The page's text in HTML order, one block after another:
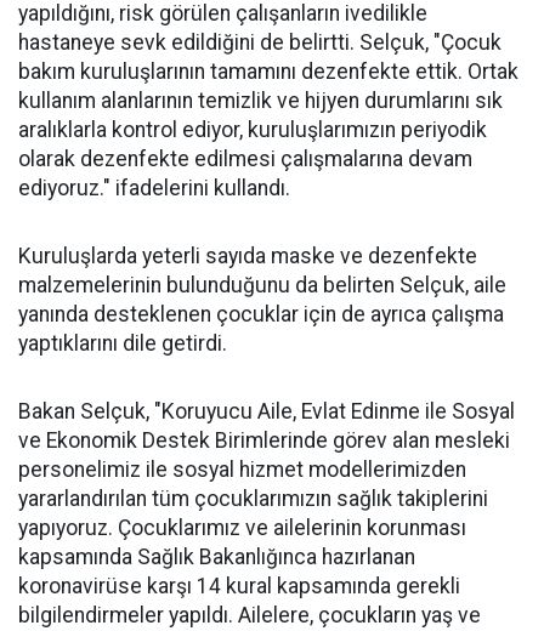
yapıldığını, risk görülen çalışanların ivedilikle
hastaneye sevk edildiğini de belirtti. Selçuk, "Çocuk
bakım kuruluşlarının tamamını dezenfekte ettik. Ortak
kullanım alanlarının temizlik ve hijyen durumlarını sık
aralıklarla kontrol ediyor, kuruluşlarımızın periyodik
olarak dezenfekte edilmesi çalışmalarına devam
ediyoruz." ifadelerini kullandı.
Kuruluşlarda yeterli sayıda maske ve dezenfekte
malzemelerinin bulunduğunu da belirten Selçuk, aile
yanında desteklenen çocuklar için de ayrıca çalışma
yaptıklarını dile getirdi.
Bakan Selçuk, "Koruyucu Aile, Evlat Edinme ile Sosyal
ve Ekonomik Destek Birimlerinde görev alan mesleki
personelimiz ile sosyal hizmet modellerimizden
yararlandırılan tüm çocuklarımızın sağlık takiplerini
yapıyoruz. Çocuklarımız ve ailelerinin korunması
kapsamında Sağlık Bakanlığınca hazırlanan
koronavirüse karşı 14 kural kapsamında gerekli
bilgilendirmeler yapıldı. Ailelere, çocukların yaş ve